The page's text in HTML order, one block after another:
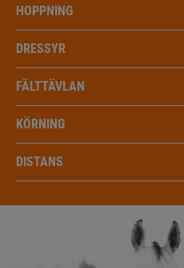
HOPPNING
DRESSYR
FÄLTTÄVLAN
KÖRNING
DISTANS